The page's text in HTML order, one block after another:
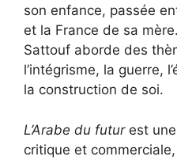
son enfance, passée
et la France de sa
Sattouf aborde des
l’intégrisme, la guerre,
la construction de soi.
L’Arabe du futurest une
critique et